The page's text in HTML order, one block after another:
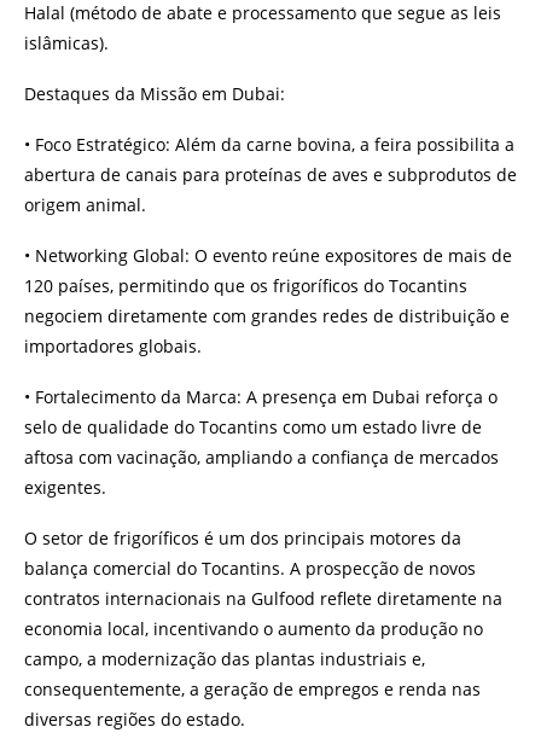
Halal (método de abate e processamento que segue as leis
islâmicas).
Destaques da Missão em Dubai:
• Foco Estratégico: Além da carne bovina, a feira possibilita a
abertura de canais para proteínas de aves e subprodutos de
origem animal.
• Networking Global: O evento reúne expositores de mais de
120 países, permitindo que os frigoríficos do Tocantins
negociem diretamente com grandes redes de distribuição e
importadores globais.
• Fortalecimento da Marca: A presença em Dubai reforça o
selo de qualidade do Tocantins como um estado livre de
aftosa com vacinação, ampliando a confiança de mercados
exigentes.
O setor de frigoríficos é um dos principais motores da
balança comercial do Tocantins. A prospecção de novos
contratos internacionais na Gulfood reflete diretamente na
economia local, incentivando o aumento da produção no
campo, a modernização das plantas industriais e,
consequentemente, a geração de empregos e renda nas
diversas regiões do estado.